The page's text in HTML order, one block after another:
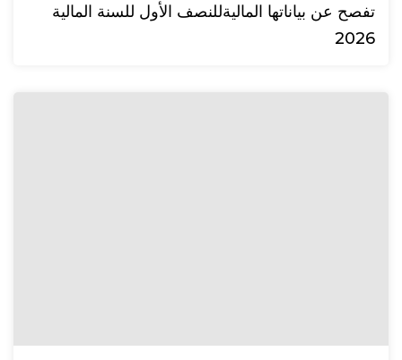
تفصح عن بياناتها الماليةللنصف الأول للسنة المالية
2026